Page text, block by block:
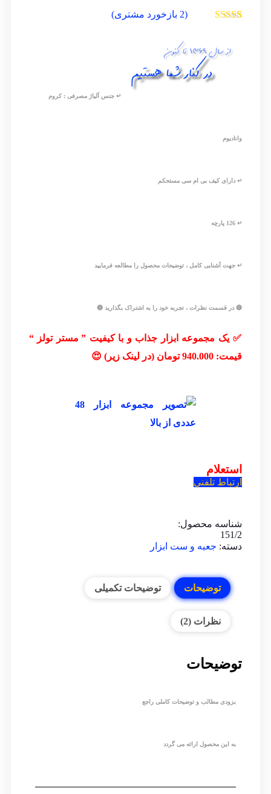
امتیازدهی
مشتری
(
2 بازخورد مشتری)
↵ جنس آلیاژ مصرفی : کروم
وانادیوم
↵ دارای کیف بی ام سی مستحکم
↵ 126 پارچه
↵ جهت آشنایی کامل ، توضیحات محصول را مطالعه فرمایید
🔴 در قسمت نظرات ، تجربه خود را به اشتراک بگذارید 🔴
✅ یک مجموعه ابزار جذاب و با کیفیت ” مستر تولز “
قیمت: 940.000 تومان (در لینک زیر) 😍
استعلام
ارتباط تلفنی
شناسه محصول:
151/2
دسته: جعبه و ست ابزار
توضیحات توضیحات تکمیلی
نظرات (2)
توضیحات
بزودی مطالب و توضیحات کاملی راجع
به این محصول ارائه می گردد